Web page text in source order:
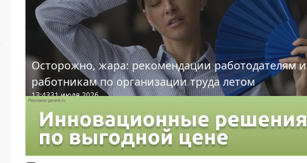
Осторожно, жара: рекомендации работодателям и
работникам по организации труда летом
13:4331 июля 2026